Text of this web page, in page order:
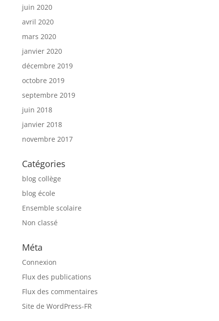
juin 2020
avril 2020
mars 2020
janvier 2020
décembre 2019
octobre 2019
septembre 2019
juin 2018
janvier 2018
novembre 2017
Catégories
blog collège
blog école
Ensemble scolaire
Non classé
Méta
Connexion
Flux des publications
Flux des commentaires
Site de WordPress-FR